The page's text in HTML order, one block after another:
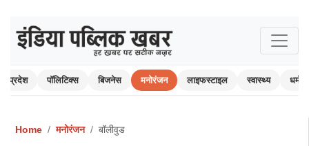
प्रदेश पॉलिटिक्स बिजनेस मनोरंजन लाइफस्टाइल स्वास्थ्य धर्म-
Home मनोरंजन बॉलीवुड